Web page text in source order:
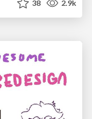
38 2.9k